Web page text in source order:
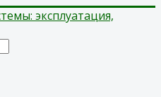
эксплуатация,